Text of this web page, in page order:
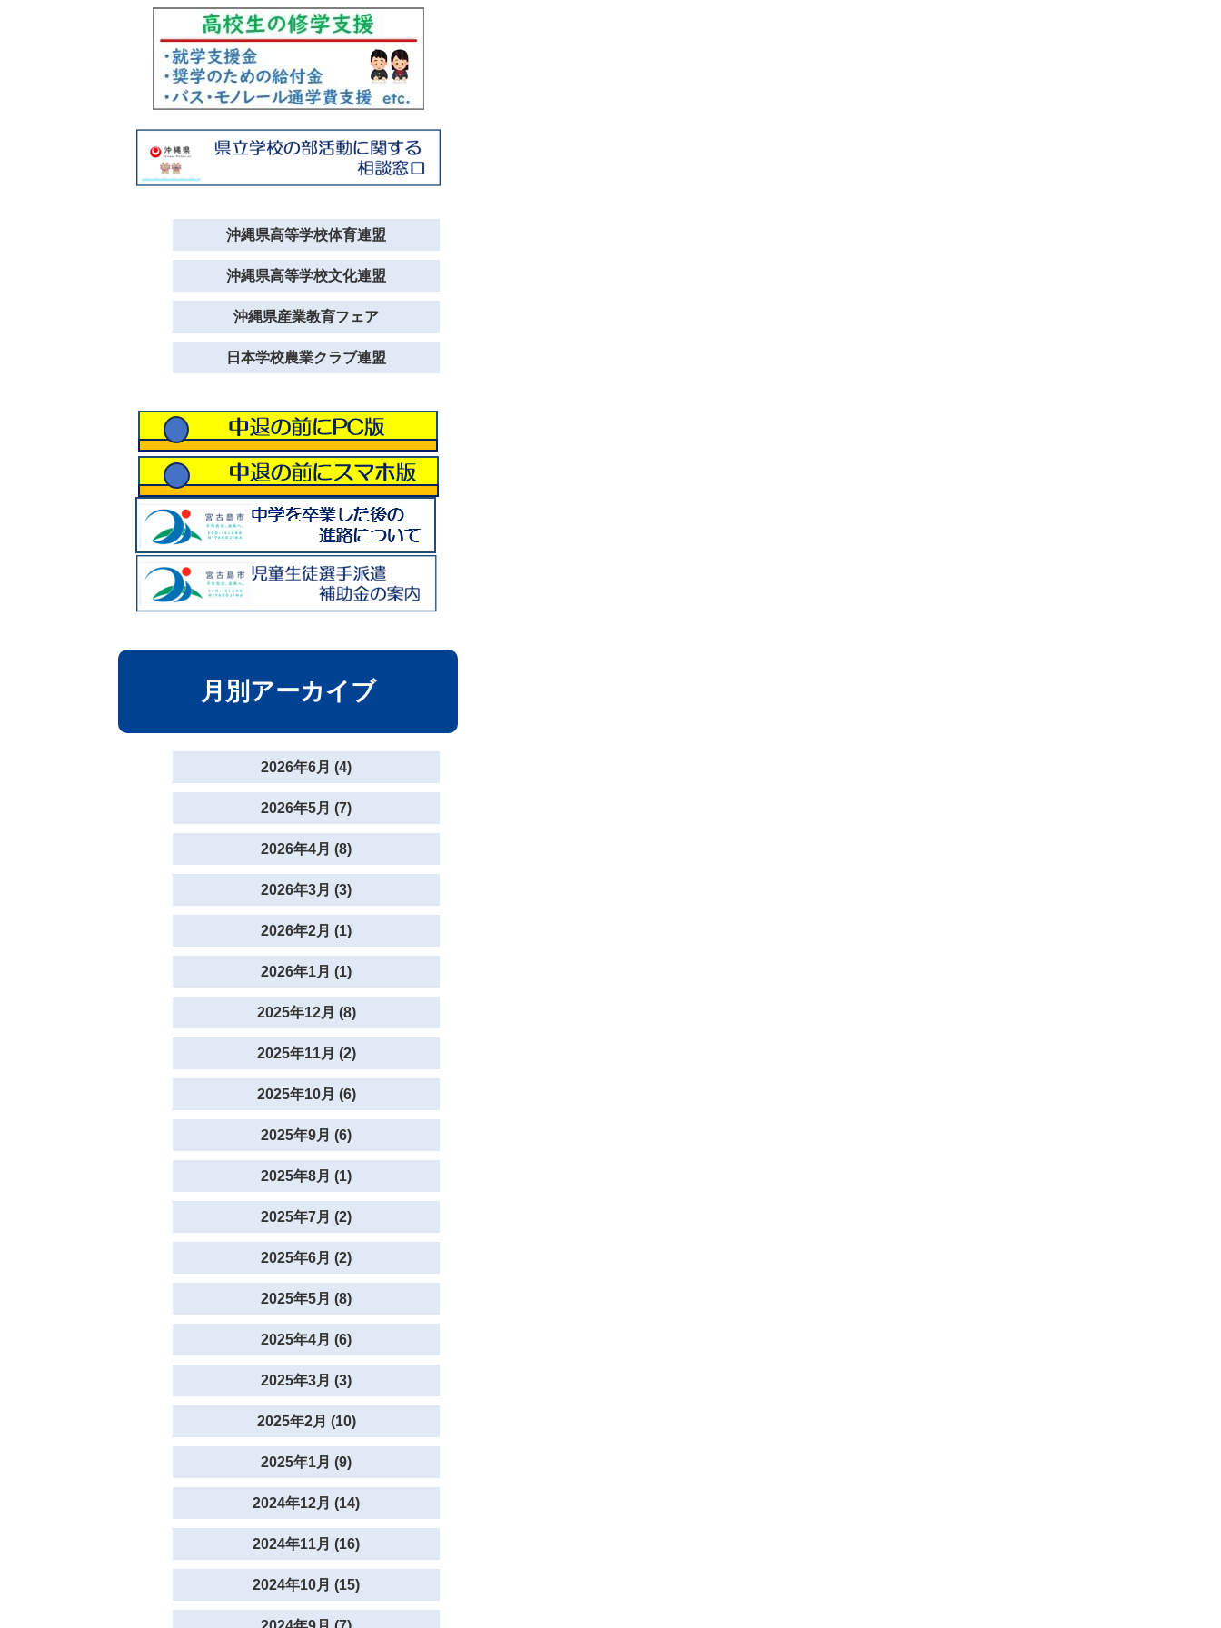
沖縄県高等学校体育連盟
沖縄県高等学校文化連盟
沖縄県産業教育フェア
日本学校農業クラブ連盟
月別アーカイブ
2026年6月 (4)
2026年5月 (7)
2026年4月 (8)
2026年3月 (3)
2026年2月 (1)
2026年1月 (1)
2025年12月 (8)
2025年11月 (2)
2025年10月 (6)
2025年9月 (6)
2025年8月 (1)
2025年7月 (2)
2025年6月 (2)
2025年5月 (8)
2025年4月 (6)
2025年3月 (3)
2025年2月 (10)
2025年1月 (9)
2024年12月 (14)
2024年11月 (16)
2024年10月 (15)